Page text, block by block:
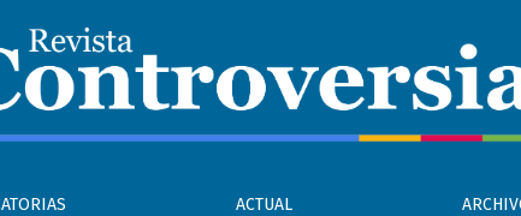
y resistencia comunitaria: defensa de los caños
ACTUAL